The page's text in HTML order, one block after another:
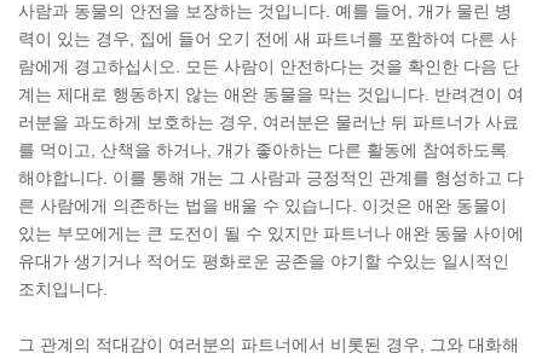
사람과 동물의 안전을 보장하는 것입니다. 예를 들어, 개가 물린 병
력이 있는 경우, 집에 들어 오기 전에 새 파트너를 포함하여 다른 사
람에게 경고하십시오. 모든 사람이 안전하다는 것을 확인한 다음 단
계는 제대로 행동하지 않는 애완 동물을 막는 것입니다. 반려견이 여
러분을 과도하게 보호하는 경우, 여러분은 물러난 뒤 파트너가 사료
를 먹이고, 산책을 하거나, 개가 좋아하는 다른 활동에 참여하도록
해야합니다. 이를 통해 개는 그 사람과 긍정적인 관계를 형성하고 다
른 사람에게 의존하는 법을 배울 수 있습니다. 이것은 애완 동물이
있는 부모에게는 큰 도전이 될 수 있지만 파트너나 애완 동물 사이에
유대가 생기거나 적어도 평화로운 공존을 야기할 수있는 일시적인
조치입니다.
그 관계의 적대감이 여러분의 파트너에서 비롯된 경우, 그와 대화해